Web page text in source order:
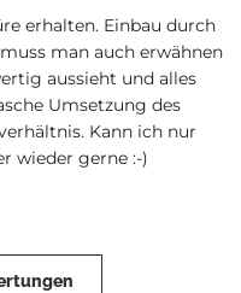
erhalten. Einbau durch
man auch erwähnen
aussieht und alles
Umsetzung des
Kann ich nur
wieder gerne :-)